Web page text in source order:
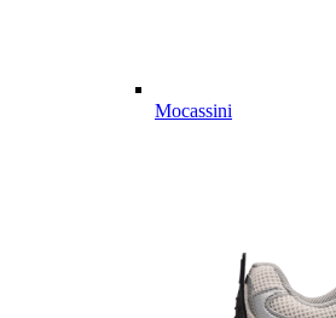
Mocassini